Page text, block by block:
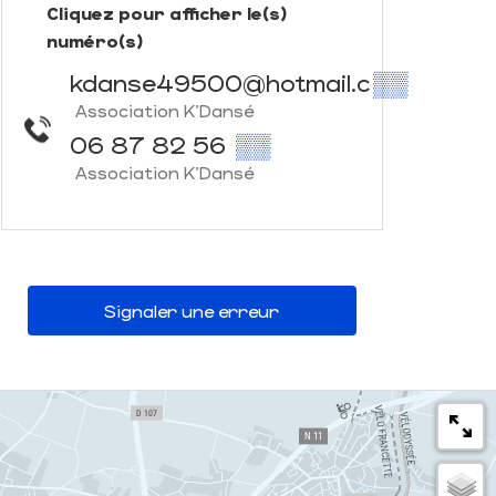
Cliquez pour afficher le(s)
numéro(s)
kdanse49500@hotmail.c▒▒
Association K'Dansé
06 87 82 56 ▒▒
Association K'Dansé
Signaler une erreur